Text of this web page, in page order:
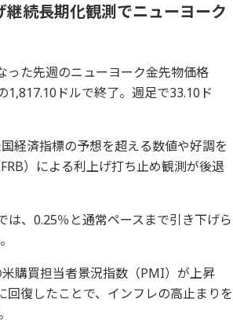
続長期化観測でニューヨーク
った先週のニューヨーク金先物価格
1,817.10ドルで終了。週足で33.10ド
経済指標の予想を超える数値や好調を
）による利上げ打ち止め観測が後退
、0.25％と通常ペースまで引き下げら
購買担当者景況指数（PMI）が上昇
復したことで、インフレの高止まりを